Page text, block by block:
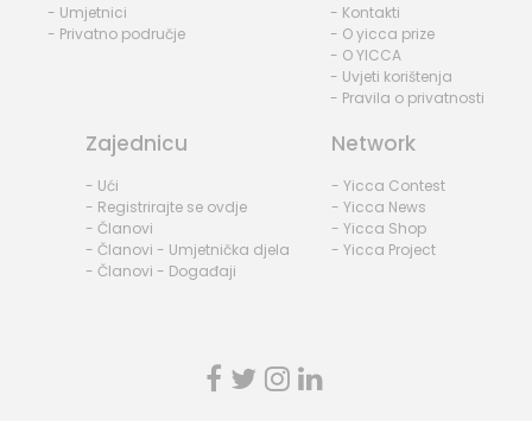
- Umjetnici
- Privatno područje
- Kontakti
- O yicca prize
- O YICCA
- Uvjeti korištenja
- Pravila o privatnosti
Zajednicu
- Ući
- Registrirajte se ovdje
- Članovi
- Članovi - Umjetnička djela
- Članovi - Događaji
Network
- Yicca Contest
- Yicca News
- Yicca Shop
- Yicca Project